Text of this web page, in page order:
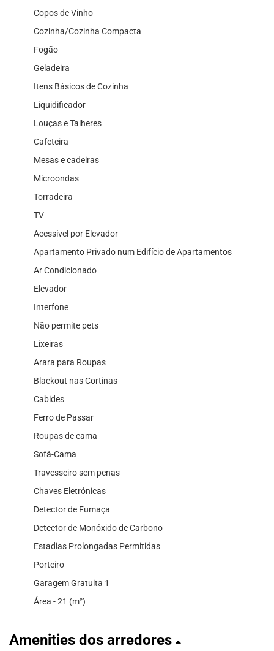
Copos de Vinho
Cozinha/Cozinha Compacta
Fogão
Geladeira
Itens Básicos de Cozinha
Liquidificador
Louças e Talheres
Cafeteira
Mesas e cadeiras
Microondas
Torradeira
TV
Acessível por Elevador
Apartamento Privado num Edifício de Apartamentos
Ar Condicionado
Elevador
Interfone
Não permite pets
Lixeiras
Arara para Roupas
Blackout nas Cortinas
Cabides
Ferro de Passar
Roupas de cama
Sofá-Cama
Travesseiro sem penas
Chaves Eletrónicas
Detector de Fumaça
Detector de Monóxido de Carbono
Estadias Prolongadas Permitidas
Porteiro
Garagem Gratuita 1
Área - 21 (m²)
Amenities dos arredores